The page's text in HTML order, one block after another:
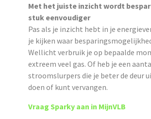
Met het juiste inzicht wordt
stuk eenvoudiger
Pas als je inzicht hebt in je
je kijken waar
Wellicht verbruik je op bepaalde
extreem veel gas. Of heb je een
stroomslurpers die je beter de deur
doen of kunt vervangen.
Vraag Sparky aan in MijnVLB